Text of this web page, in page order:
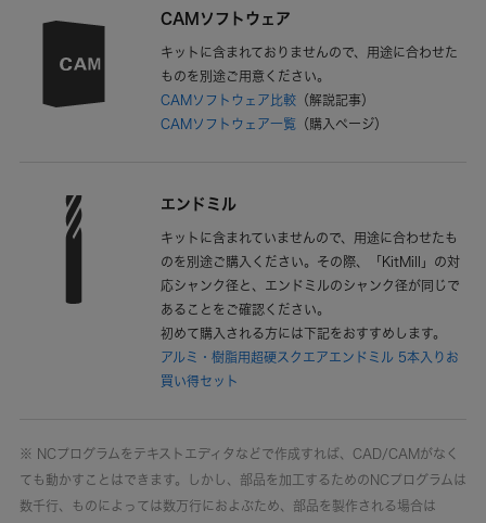
CAMソフトウェア
キットに含まれておりませんので、用途に合わせた
ものを別途ご用意ください。
CAMソフトウェア比較 （解説記事）
CAMソフトウェア一覧 （購入ページ）
エンドミル
キットに含まれていませんので、用途に合わせたも
のを別途ご購入ください。その際、「KitMill」の対
応シャンク径と、エンドミルのシャンク径が同じで
あることをご確認ください。
初めて購入される方には下記をおすすめします。
アルミ・樹脂用超硬スクエアエンドミル 5本入りお
買い得セット
※ NCプログラムをテキストエディタなどで作成すれば、CAD/CAMがなく
ても動かすことはできます。しかし、部品を加工するためのNCプログラムは
数千行、ものによっては数万行におよぶため、部品を製作される場合は